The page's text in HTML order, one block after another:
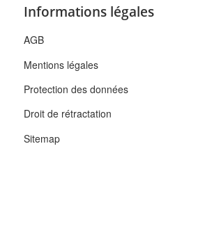
Informations légales
AGB
Mentions légales
Protection des données
Droit de rétractation
Sitemap